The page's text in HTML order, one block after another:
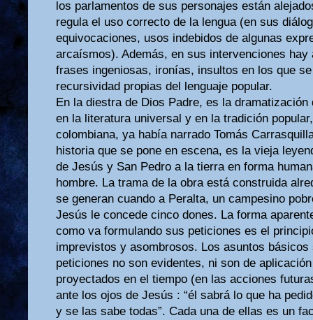
los parlamentos de sus personajes están
regula el uso correcto de la lengua (en sus
equivocaciones, usos indebidos de algunas
arcaísmos). Además, en sus intervenciones hay
frases ingeniosas, ironías, insultos en los que
recursividad propias del lenguaje popular.
En la diestra de Dios Padre, es la
en la literatura universal y en la tradición
colombiana, ya había narrado Tomás
historia que se pone en escena, es la vieja
de Jesús y San Pedro a la tierra en forma
hombre. La trama de la obra está construida
se generan cuando a Peralta, un campesino
Jesús le concede cinco dones. La forma
como va formulando sus peticiones es el
imprevistos y asombrosos. Los asuntos
peticiones no son evidentes, ni son de
proyectados en el tiempo (en las acciones
ante los ojos de Jesús : “él sabrá lo que ha
y se las sabe todas”. Cada una de ellas es un